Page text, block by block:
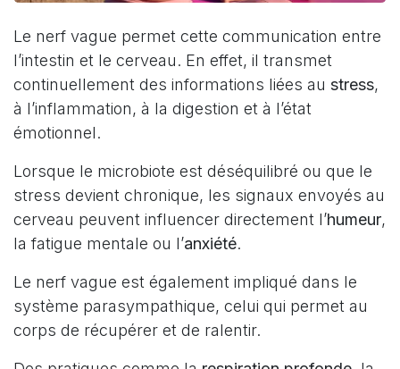
Le nerf vague permet cette communication entre
l’intestin et le cerveau. En effet, il transmet
continuellement des informations liées au stress,
à l’inflammation, à la digestion et à l’état
émotionnel.
Lorsque le microbiote est déséquilibré ou que le
stress devient chronique, les signaux envoyés au
cerveau peuvent influencer directement l’humeur,
la fatigue mentale ou l’anxiété.
Le nerf vague est également impliqué dans le
système parasympathique, celui qui permet au
corps de récupérer et de ralentir.